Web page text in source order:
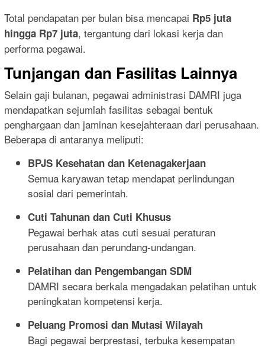
Total pendapatan per bulan bisa mencapai Rp5 juta
hingga Rp7 juta, tergantung dari lokasi kerja dan
performa pegawai.
Tunjangan dan Fasilitas Lainnya
Selain gaji bulanan, pegawai administrasi DAMRI juga
mendapatkan sejumlah fasilitas sebagai bentuk
penghargaan dan jaminan kesejahteraan dari perusahaan.
Beberapa di antaranya meliputi:
BPJS Kesehatan dan Ketenagakerjaan
Semua karyawan tetap mendapat perlindungan
sosial dari pemerintah.
Cuti Tahunan dan Cuti Khusus
Pegawai berhak atas cuti sesuai peraturan
perusahaan dan perundang-undangan.
Pelatihan dan Pengembangan SDM
DAMRI secara berkala mengadakan pelatihan untuk
peningkatan kompetensi kerja.
Peluang Promosi dan Mutasi Wilayah
Bagi pegawai berprestasi, terbuka kesempatan